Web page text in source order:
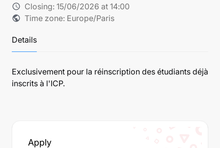
schedule Closing: 15/06/2026 at 14:00
public Time zone: Europe/Paris
Details
Exclusivement pour la réinscription des étudiants déjà
inscrits à l'ICP.
Apply